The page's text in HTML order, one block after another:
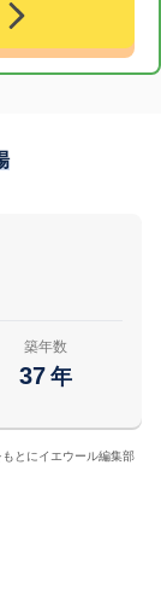
築年数
37 年
とにイエウール編集部